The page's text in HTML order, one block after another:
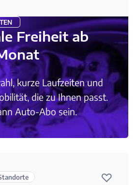
Freiheit ab
kurze Laufzeiten und
die zu Ihnen passt.
Auto-Abo sein.
♡